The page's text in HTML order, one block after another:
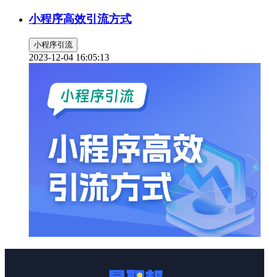
小程序高效引流方式
小程序引流
2023-12-04 16:05:13